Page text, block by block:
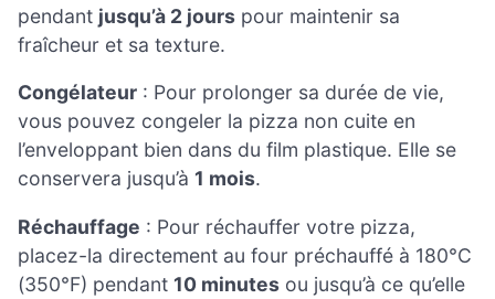
pendant jusqu’à 2 jours pour maintenir sa
fraîcheur et sa texture.
Congélateur : Pour prolonger sa durée de vie,
vous pouvez congeler la pizza non cuite en
l’enveloppant bien dans du film plastique. Elle se
conservera jusqu’à 1 mois.
Réchauffage : Pour réchauffer votre pizza,
placez-la directement au four préchauffé à 180°C
(350°F) pendant 10 minutes ou jusqu’à ce qu’elle